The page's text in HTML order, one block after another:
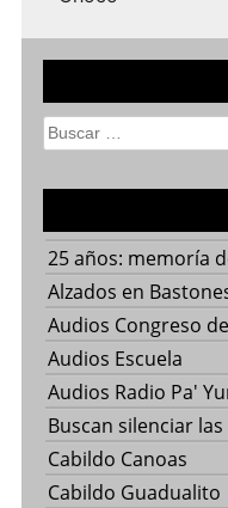
Buscar:
25 años: memoría
Alzados en
Audios Congreso
Audios Escuela
Audios Radio Pa'
Buscan silenciar
Cabildo Canoas
Cabildo Guadualito